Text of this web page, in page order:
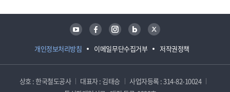
개인정보처리방침 이메일무단수집거부 저작권정책
유튜브 페이스북 인스타그램 블로그 트위터
상호 : 한국철도공사 대표자 : 김태승
사업자등록 : 314-82-10024